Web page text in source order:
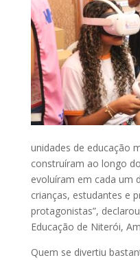
unidades de educação
construíram ao longo
evoluíram em cada um
crianças, estudantes e
protagonistas”,
Educação de Niterói,
Quem se divertiu